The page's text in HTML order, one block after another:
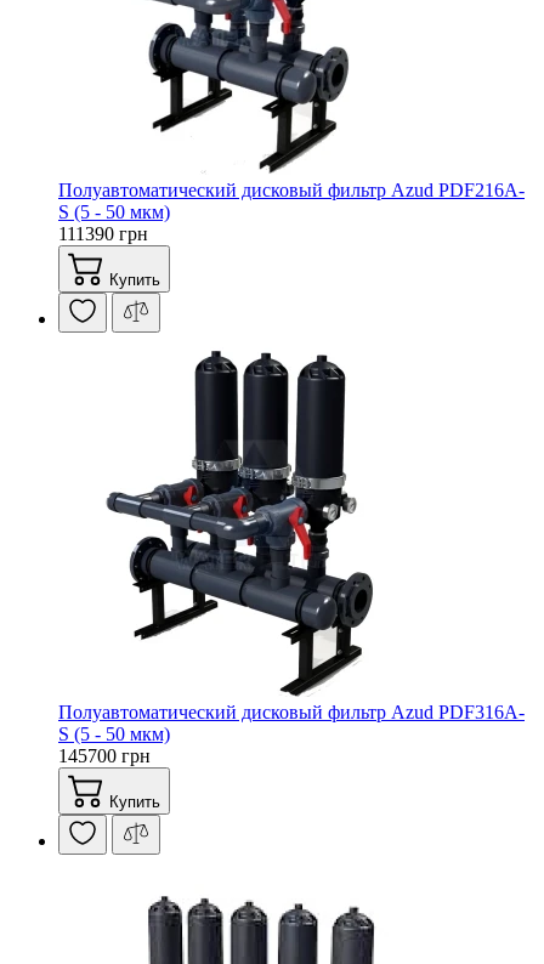
Полуавтоматический дисковый фильтр Azud PDF216A-
S (5 - 50 мкм)
111390 грн
Купить
Полуавтоматический дисковый фильтр Azud PDF316A-
S (5 - 50 мкм)
145700 грн
Купить